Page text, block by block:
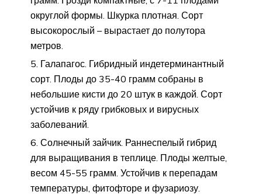
округлой формы. Шкурка плотная. Сорт
высокорослый – вырастает до полутора
метров.
Галапагос. Гибридный индетерминантный
сорт. Плоды до 35-40 грамм собраны в
небольшие кисти до 20 штук в каждой. Сорт
устойчив к ряду грибковых и вирусных
заболеваний.
Солнечный зайчик. Раннеспелый гибрид
для выращивания в теплице. Плоды желтые,
весом 45-55 грамм. Устойчив к перепадам
температуры, фитофторе и фузариозу.